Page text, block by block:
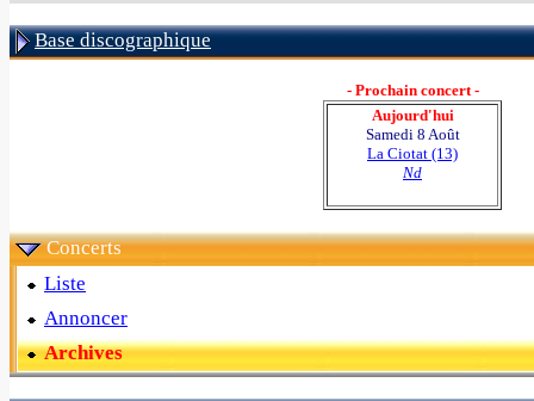
Base discographique
- Prochain concert -
Aujourd'hui
Samedi 8 Août
La Ciotat (13)
Nd
Concerts
Liste
Annoncer
Archives